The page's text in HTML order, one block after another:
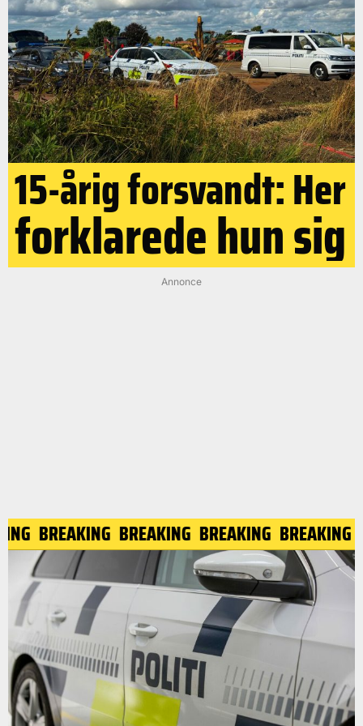
15-årig forsvandt: Her
forklarede hun sig
Annonce
BREAKING BREAKING BREAKING BREAKING